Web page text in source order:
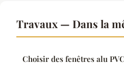
Travaux — Dans la
Choisir des fenêtres alu